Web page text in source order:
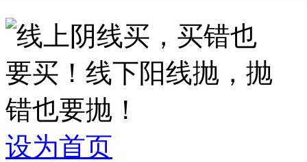
设为首页